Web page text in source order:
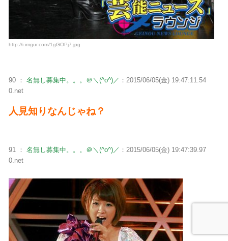
http://i.imgur.com/1gGOPj7.jpg
90 ： 名無し募集中。。。＠＼(^o^)／ ：2015/06/05(金) 19:47:11.54
0.net
人見知りなんじゃね？
91 ： 名無し募集中。。。＠＼(^o^)／ ：2015/06/05(金) 19:47:39.97
0.net